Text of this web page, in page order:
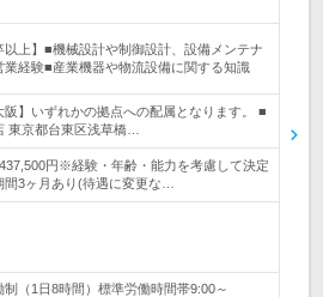
以上】■機械設計や制御設計、設備メンテナ
業経験■産業機器や物流設備に関する知識
阪】いずれかの拠点への配属となります。 ■
東京都台東区浅草橋…
円※経験・年齢・能力を考慮して決定
3ヶ月あり(待遇に変更な…
（1日8時間）標準労働時間帯9:00～